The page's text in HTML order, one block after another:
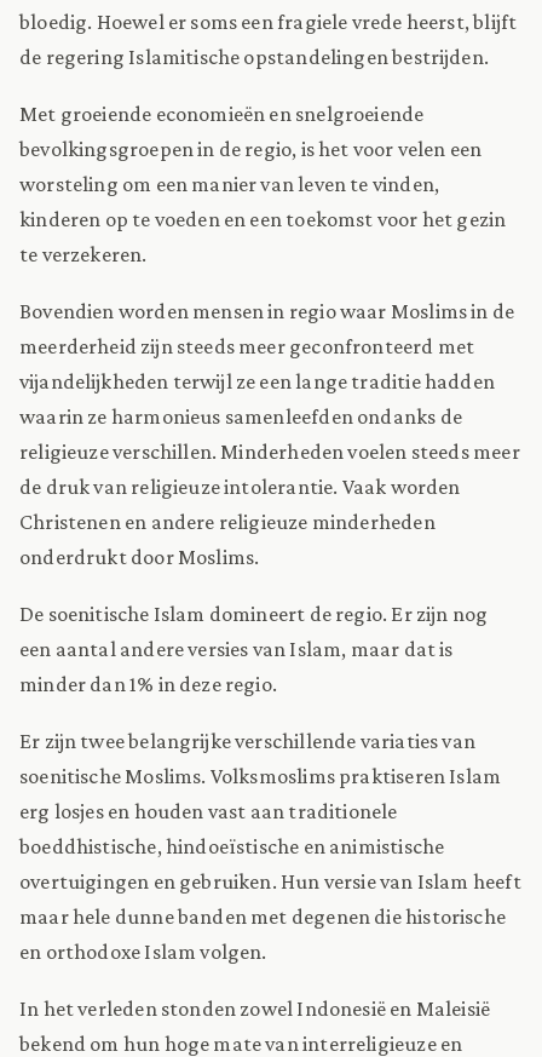
bloedig. Hoewel er soms een fragiele vrede heerst, blijft
de regering Islamitische opstandelingen bestrijden.
Met groeiende economieën en snelgroeiende
bevolkingsgroepen in de regio, is het voor velen een
worsteling om een manier van leven te vinden,
kinderen op te voeden en een toekomst voor het gezin
te verzekeren.
Bovendien worden mensen in regio waar Moslims in de
meerderheid zijn steeds meer geconfronteerd met
vijandelijkheden terwijl ze een lange traditie hadden
waarin ze harmonieus samenleefden ondanks de
religieuze verschillen. Minderheden voelen steeds meer
de druk van religieuze intolerantie. Vaak worden
Christenen en andere religieuze minderheden
onderdrukt door Moslims.
De soenitische Islam domineert de regio. Er zijn nog
een aantal andere versies van Islam, maar dat is
minder dan 1% in deze regio.
Er zijn twee belangrijke verschillende variaties van
soenitische Moslims. Volksmoslims praktiseren Islam
erg losjes en houden vast aan traditionele
boeddhistische, hindoeïstische en animistische
overtuigingen en gebruiken. Hun versie van Islam heeft
maar hele dunne banden met degenen die historische
en orthodoxe Islam volgen.
In het verleden stonden zowel Indonesië en Maleisië
bekend om hun hoge mate van interreligieuze en